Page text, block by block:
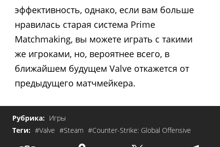
эффективность, однако, если вам больше
нравилась старая система Prime
Matchmaking, вы можете играть с такими
же игроками, но, вероятнее всего, в
ближайшем будущем Valve откажется от
предыдущего матчмейкера.
Рубрика: Игры
Теги: #Valve #Steam #Counter-Strike: Global Offensive